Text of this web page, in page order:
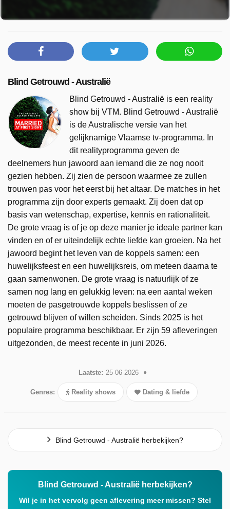
Blind Getrouwd - Australië
Blind Getrouwd - Australië is een reality
show bij VTM. Blind Getrouwd - Australië
is de Australische versie van het
gelijknamige Vlaamse tv-programma. In
dit realityprogramma geven de
deelnemers hun jawoord aan iemand die ze nog nooit
gezien hebben. Zij zien de persoon waarmee ze zullen
trouwen pas voor het eerst bij het altaar. De matches in het
programma zijn door experts gemaakt. Zij doen dat op
basis van wetenschap, expertise, kennis en rationaliteit.
De grote vraag is of je op deze manier je ideale partner kan
vinden en of er uiteindelijk echte liefde kan groeien. Na het
jawoord begint het leven van de koppels samen: een
huwelijksfeest en een huwelijksreis, om meteen daarna te
gaan samenwonen. De grote vraag is natuurlijk of ze
samen nog lang en gelukkig leven: na een aantal weken
moeten de pasgetrouwde koppels beslissen of ze
getrouwd blijven of willen scheiden. Sinds 2025 is het
populaire programma beschikbaar. Er zijn 59 afleveringen
uitgezonden, de meest recente in juni 2026.
Laatste: 25-06-2026
Genres: Reality shows Dating & liefde
Blind Getrouwd - Australië herbekijken?
Blind Getrouwd - Australië herbekijken?
Wil je in het vervolg geen aflevering meer missen? Stel